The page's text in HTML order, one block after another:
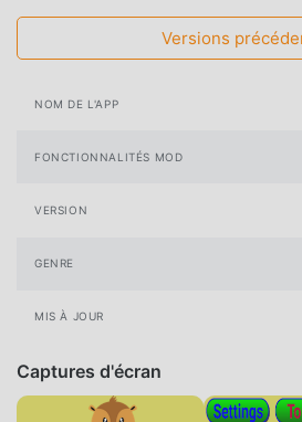
Versions
NOM DE L'APP
FONCTIONNALITÉS MOD
VERSION
GENRE
MIS À JOUR
Captures d'écran